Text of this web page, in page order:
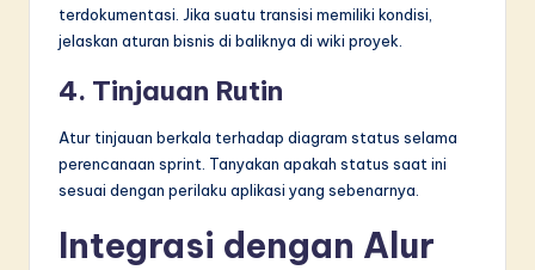
terdokumentasi. Jika suatu transisi memiliki kondisi,
jelaskan aturan bisnis di baliknya di wiki proyek.
4. Tinjauan Rutin
Atur tinjauan berkala terhadap diagram status selama
perencanaan sprint. Tanyakan apakah status saat ini
sesuai dengan perilaku aplikasi yang sebenarnya.
Integrasi dengan Alur